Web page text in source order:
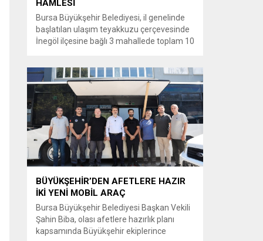
HAMLESİ
Bursa Büyükşehir Belediyesi, il genelinde
başlatılan ulaşım teyakkuzu çerçevesinde
İnegöl ilçesine bağlı 3 mahallede toplam 10
Biba başkanlığında başlatılan ulaşım
seferberliği kapsamında Bursa Büyükşehir
Belediyesi Ulaşım Dairesi Başkanlığı
koordinasyonuyla 17 ilçede yol yenileme
çalışmalarına hız verildi. Başkan Vekili
Biba’nın göreve...
BÜYÜKŞEHİR’DEN AFETLERE HAZIR
İKİ YENİ MOBİL ARAÇ
Bursa Büyükşehir Belediyesi Başkan Vekili
Şahin Biba, olası afetlere hazırlık planı
kapsamında Büyükşehir ekiplerince